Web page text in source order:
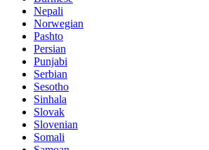
Nepali
Norwegian
Pashto
Persian
Punjabi
Serbian
Sesotho
Sinhala
Slovak
Slovenian
Somali